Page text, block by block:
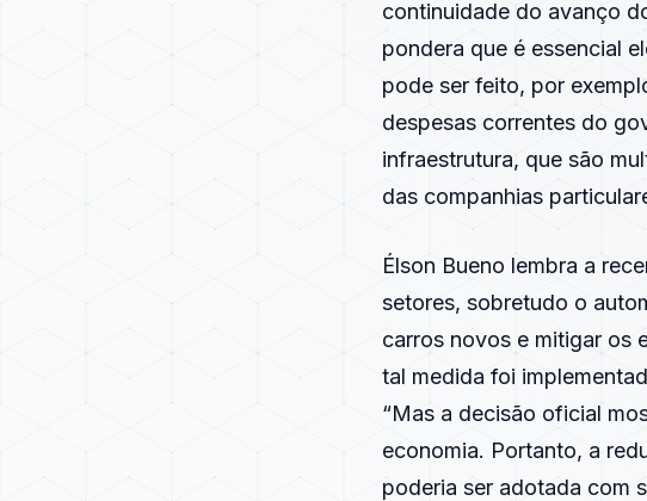
continuidade do avanço
pondera que é essencial
pode ser feito, por
despesas correntes do
infraestrutura, que são
das companhias
Élson Bueno lembra a
setores, sobretudo o
carros novos e mitigar os
tal medida foi
“Mas a decisão oficial
economia. Portanto, a
poderia ser adotada com